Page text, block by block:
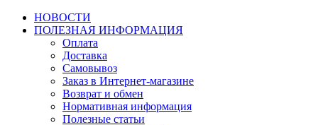
НОВОСТИ
ПОЛЕЗНАЯ ИНФОРМАЦИЯ
Оплата
Доставка
Самовывоз
Заказ в Интернет-магазине
Возврат и обмен
Нормативная информация
Полезные статьи